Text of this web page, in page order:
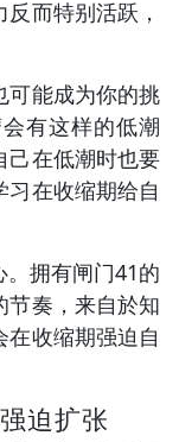
而特别活跃，
可能成为你的挑
有这样的低潮
己在低潮时也要
在收缩期给自
拥有闸门41的
节奏，来自於知
收缩期强迫自
迫扩张